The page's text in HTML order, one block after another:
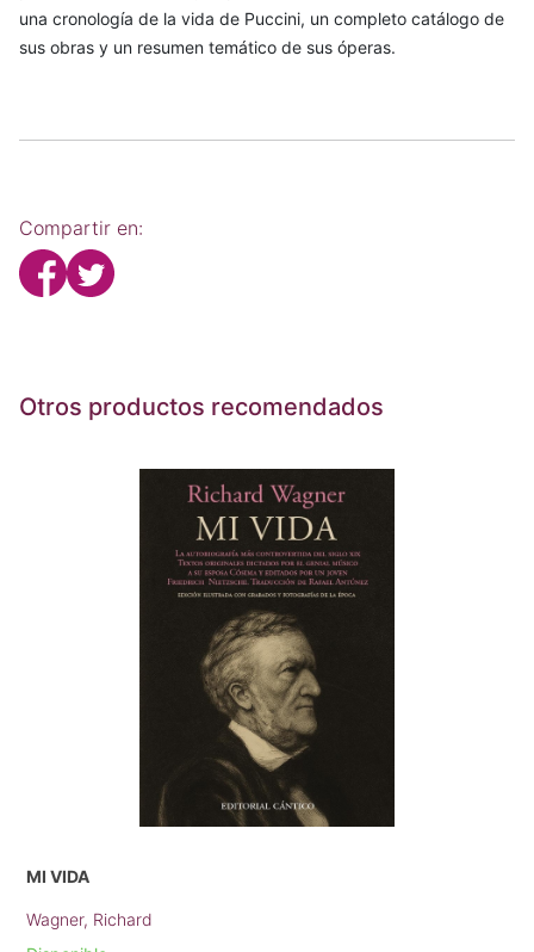
una cronología de la vida de Puccini, un completo catálogo de
sus obras y un resumen temático de sus óperas.
Compartir en:
Otros productos recomendados
MI VIDA
Wagner, Richard